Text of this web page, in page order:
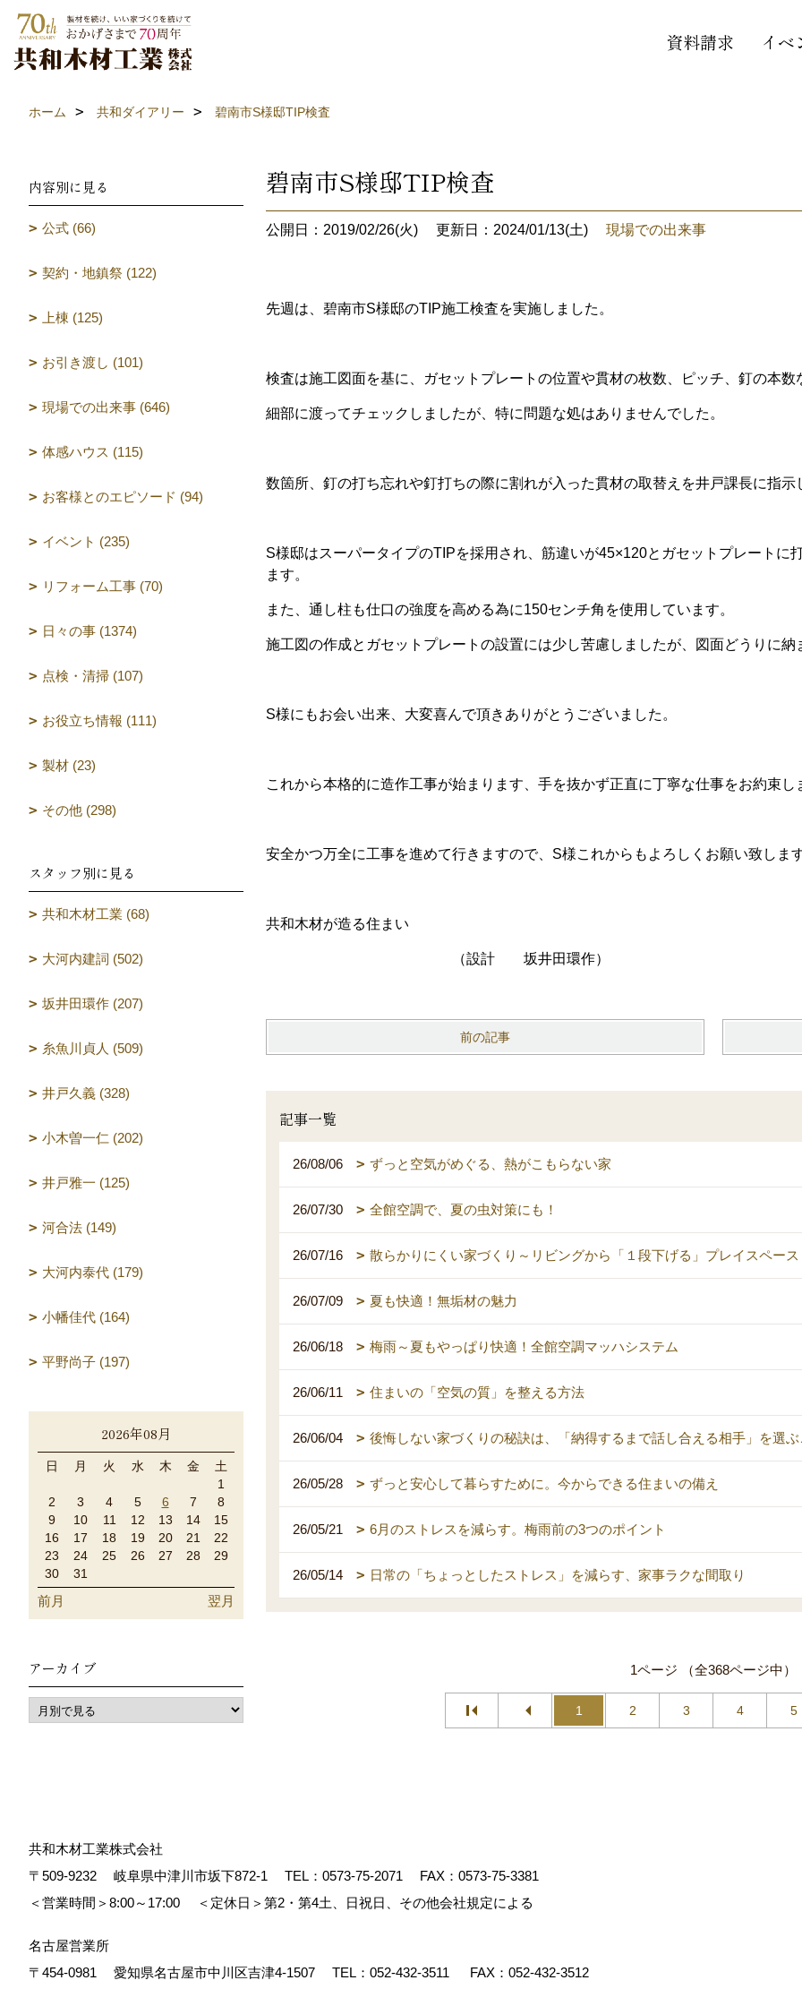
資料請求 イベ
ホーム 共和ダイアリー 碧南市S様邸TIP検査
碧南市S様邸TIP検査
公開日：2019/02/26(火) 更新日：2024/01/13(土) 現場での出来事
先週は、碧南市S様邸のTIP施工検査を実施しました。
検査は施工図面を基に、ガセットプレートの位置や貫材の枚数、ピッチ、釘の本
細部に渡ってチェックしましたが、特に問題な処はありませんでした。
数箇所、釘の打ち忘れや釘打ちの際に割れが入った貫材の取替えを井戸課長に指示
S様邸はスーパータイプのTIPを採用され、筋違いが45×120とガセットプレートに
ます。
また、通し柱も仕口の強度を高める為に150センチ角を使用しています。
施工図の作成とガセットプレートの設置には少し苦慮しましたが、図面どうりに納
S様にもお会い出来、大変喜んで頂きありがとうございました。
これから本格的に造作工事が始まります、手を抜かず正直に丁寧な仕事をお約束し
安全かつ万全に工事を進めて行きますので、S様これからもよろしくお願い致しま
共和木材が造る住まい
（設計 坂井田環作）
前の記事
記事一覧
26/08/06 ずっと空気がめぐる、熱がこもらない家
26/07/30 全館空調で、夏の虫対策にも！
26/07/16 散らかりにくい家づくり～リビングから「１段下げる」プレイスペース
26/07/09 夏も快適！無垢材の魅力
26/06/18 梅雨～夏もやっぱり快適！全館空調マッハシステム
26/06/11 住まいの「空気の質」を整える方法
26/06/04 後悔しない家づくりの秘訣は、「納得するまで話し合える相手」を選
26/05/28 ずっと安心して暮らすために。今からできる住まいの備え
26/05/21 6月のストレスを減らす。梅雨前の3つのポイント
26/05/14 日常の「ちょっとしたストレス」を減らす、家事ラクな間取り
1ページ （全368ページ中）
1 2 3 4 5
内容別に見る
公式 (66)
契約・地鎮祭 (122)
上棟 (125)
お引き渡し (101)
現場での出来事 (646)
体感ハウス (115)
お客様とのエピソード (94)
イベント (235)
リフォーム工事 (70)
日々の事 (1374)
点検・清掃 (107)
お役立ち情報 (111)
製材 (23)
その他 (298)
スタッフ別に見る
共和木材工業 (68)
大河内建詞 (502)
坂井田環作 (207)
糸魚川貞人 (509)
井戸久義 (328)
小木曽一仁 (202)
井戸雅一 (125)
河合法 (149)
大河内泰代 (179)
小幡佳代 (164)
平野尚子 (197)
2026年08月
日 月 火 水 木 金
土
1
2
3 4 5 6 7
8
9
10 11 12 13 14
15
16
17 18 19 20 21
22
23
24 25 26 27 28
29
30
31
前月 翌月
アーカイブ
共和木材工業株式会社
〒509-9232
岐阜県中津川市坂下872‐1 TEL： 0573-75-2071
FAX：0573-75-3381
＜営業時間＞8:00～17:00
＜定休日＞第2・第4土、日祝日、その他会社規定による
名古屋営業所
〒454-0981
愛知県名古屋市中川区吉津4-1507 TEL： 052-432-3511 FAX：052-432-3512